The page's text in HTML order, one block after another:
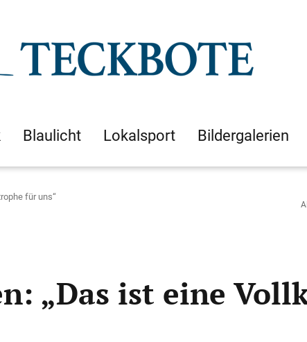
Blaulicht Lokalsport Bildergalerien
für uns“
„Das ist eine